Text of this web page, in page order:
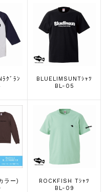
ﾗｸﾞﾗﾝ
BLUELIMSUNTｼｬﾂ
BL-05
ラー)
ROCKFISH Tｼｬﾂ
BL-09